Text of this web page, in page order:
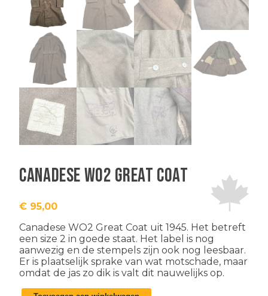
Canadese WO2 Great Coat
€ 95,00
Canadese WO2 Great Coat uit 1945. Het betreft
een size 2 in goede staat. Het label is nog
aanwezig en de stempels zijn ook nog leesbaar.
Er is plaatselijk sprake van wat motschade, maar
omdat de jas zo dik is valt dit nauwelijks op.
Canadese